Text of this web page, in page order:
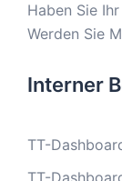
Haben Sie
Werden Sie
Interner
TT-
TT-